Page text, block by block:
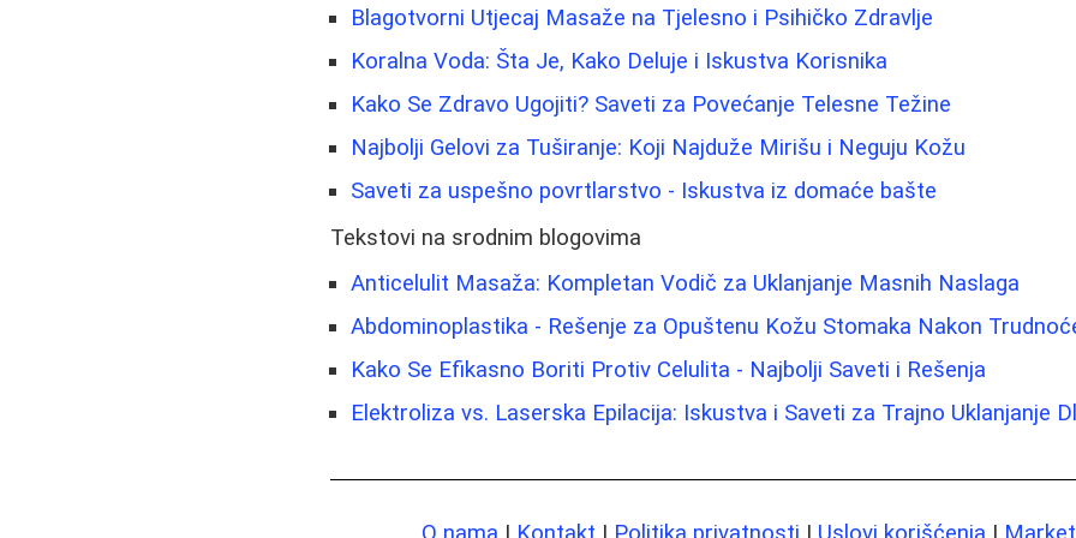
Blagotvorni Utjecaj Masaže na Tjelesno i Psihičko Zdravlje
Koralna Voda: Šta Je, Kako Deluje i Iskustva Korisnika
Kako Se Zdravo Ugojiti? Saveti za Povećanje Telesne Težine
Najbolji Gelovi za Tuširanje: Koji Najduže Mirišu i Neguju Kožu
Saveti za uspešno povrtlarstvo - Iskustva iz domaće bašte
Tekstovi na srodnim blogovima
Anticelulit Masaža: Kompletan Vodič za Uklanjanje Masnih Naslaga
Abdominoplastika - Rešenje za Opuštenu Kožu Stomaka Nakon
Kako Se Efikasno Boriti Protiv Celulita - Najbolji Saveti i Rešenja
Elektroliza vs. Laserska Epilacija: Iskustva i Saveti za Trajno Uklanjanje